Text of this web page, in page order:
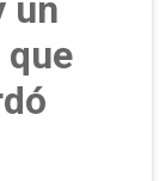
que